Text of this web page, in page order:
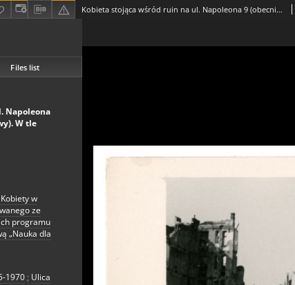
Kobieta stojąca wśród ruin na ul. Napoleona 9 (obecnie Powstańców Warszawy). W tle widok na budynek Prudentialu
Files list
Napoleona
W tle
w
ze
programu
„Nauka dla
1970 ; Ulica